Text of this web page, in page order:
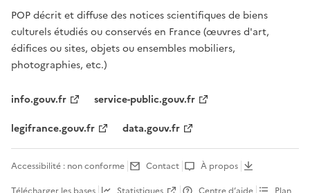
POP décrit et diffuse des notices scientifiques de biens
culturels étudiés ou conservés en France (œuvres d'art,
édifices ou sites, objets ou ensembles mobiliers,
photographies, etc.)
info.gouv.fr
service-public.gouv.fr
legifrance.gouv.fr
data.gouv.fr
Accessibilité : non conforme Contact
À propos